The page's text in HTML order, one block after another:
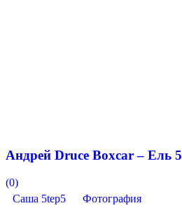
Андрей Druce Boxcar – Ель 5
(0)
Саша 5tep5
Фотография